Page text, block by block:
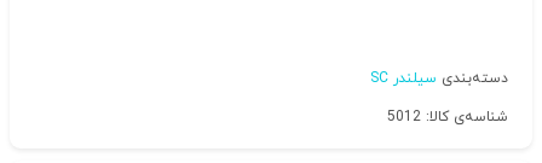
دسته‌بندی سیلندر SC
شناسه‌ی کالا: 5012